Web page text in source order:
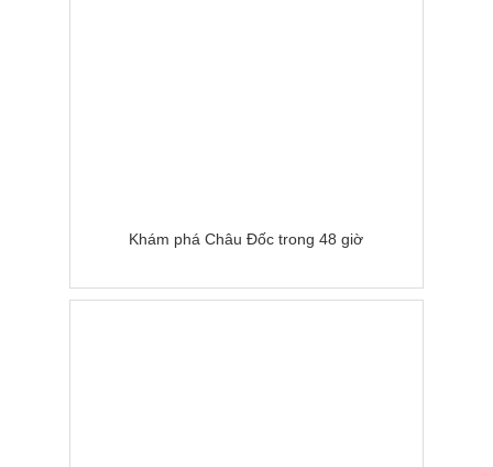
Khám phá Châu Đốc trong 48 giờ